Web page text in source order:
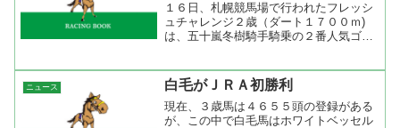
１６日、札幌競馬場で行われたフレッシ
ュチャレンジ２歳（ダート１７００ｍ)
は、五十嵐冬樹騎手騎乗の２番人気ゴー
と、そのまま後続を大きく突き放し、２
着ノ１番人気クラファ...
ニュース 白毛がＪＲＡ初勝利
現在、３歳馬は４６５５頭の登録がある
が、この中で白毛馬はホワイトベッセル